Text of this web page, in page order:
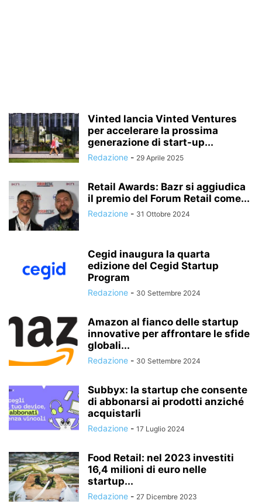
Vinted lancia Vinted Ventures
per accelerare la prossima
generazione di start-up...
Redazione - 29 Aprile 2025
Retail Awards: Bazr si aggiudica
il premio del Forum Retail come...
Redazione - 31 Ottobre 2024
Cegid inaugura la quarta
edizione del Cegid Startup
Program
Redazione - 30 Settembre 2024
Amazon al fianco delle startup
innovative per affrontare le sfide
globali...
Redazione - 30 Settembre 2024
Subbyx: la startup che consente
di abbonarsi ai prodotti anziché
acquistarli
Redazione - 17 Luglio 2024
Food Retail: nel 2023 investiti
16,4 milioni di euro nelle
startup...
Redazione - 27 Dicembre 2023